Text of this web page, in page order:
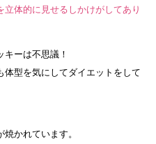
体的に見せるしかけがしてあり
ーは不思議！
型を気にしてダイエットをして
かれています。